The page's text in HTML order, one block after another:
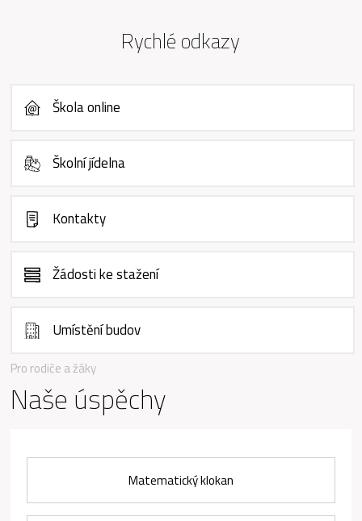
Pro rodiče a žáky
Naše úspěchy
Matematický klokan
Rychlé odkazy
Škola online
Školní jídelna
Kontakty
Žádosti ke stažení
Umístění budov